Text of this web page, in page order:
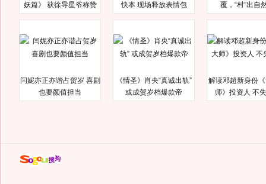
妖篇》 获徐导星爷称赞
快本 现场释放表情包
覆，“村”出自
闫妮亦正亦谐占贺岁 喜剧
也要颜值担当
《情圣》肖央“真诚出轨”
或成贺岁档爆款帝
解读邓超新身份
师》投资人 不